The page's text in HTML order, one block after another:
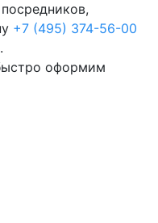
+7 (495) 374-56-00
оформим